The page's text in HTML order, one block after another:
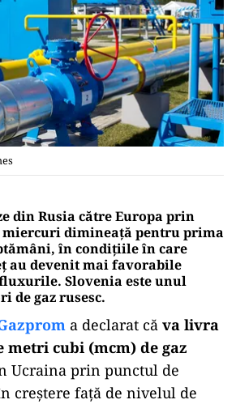
din Rusia către Europa prin
miercuri dimineață pentru prima
în condițiile în care
au devenit mai favorabile
Slovenia este unul
de gaz rusesc.
a declarat că va livra
metri cubi (mcm) de gaz
Ucraina prin punctul de
creștere față de nivelul de